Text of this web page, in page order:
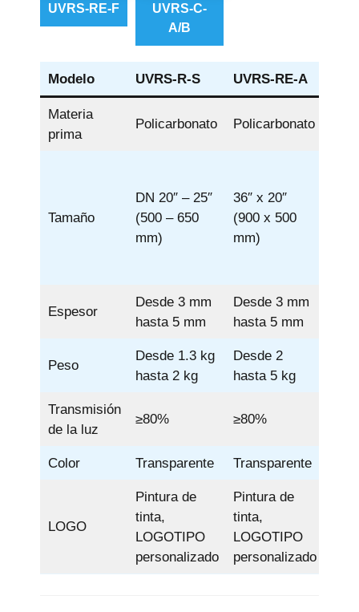
UVRS-RE-F
UVRS-C-
A/B
Modelo UVRS-R-S UVRS-RE-A
Materia
prima
Policarbonato Policarbonato
Tamaño
DN 20″ – 25″
(500 – 650
mm)
36″ x 20″
(900 x 500
mm)
Espesor
Desde 3 mm
hasta 5 mm
Desde 3 mm
hasta 5 mm
Peso
Desde 1.3 kg
hasta 2 kg
Desde 2
hasta 5 kg
Transmisión
de la luz
≥80% ≥80%
Color Transparente Transparente
LOGO
Pintura de
tinta,
LOGOTIPO
personalizado
Pintura de
tinta,
LOGOTIPO
personalizado